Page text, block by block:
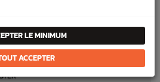
GT 94-00 WRX STI 01-07
97-02

Subaru GT WRX STI
LE MINIMUM
ACCEPTER